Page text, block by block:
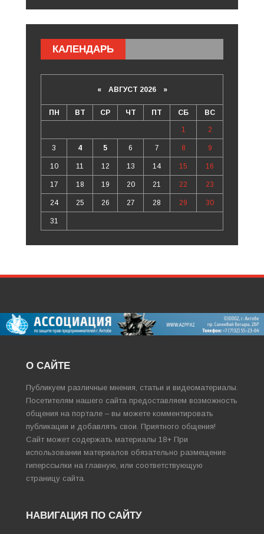
КАЛЕНДАРЬ
«АВГУСТ 2026 »
ПН ВТ СР ЧТ ПТ СБ ВС
1 2
3 4 5 6 7 8 9
10 11 12 13 14 15 16
17 18 19 20 21 22 23
24 25 26 27 28 29 30
31
О САЙТЕ
Публикуем различные мнения, статьи и видеоматериалы.
Посетителям нашего сайта предоставляем возможность
общения на портале – вы можете комментировать
публикации и добавлять свои. Приятного общения!
Сайт может содержать материалы 18+ При
использовании материалов обязательно размещение
гиперссылки на главную, или соответствующую
страницу сайта.
НАВИГАЦИЯ ПО САЙТУ